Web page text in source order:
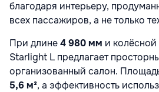
благодаря интерьеру,
всех пассажиров, а не только
При длине4 980 мм и колёсной
Starlight L предлагает
организованный салон.
5,6 м², а эффективность